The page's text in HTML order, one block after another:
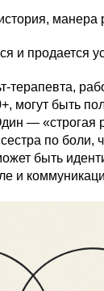
манера
и продается
терапевта,
могут быть
— «строгая
по боли,
быть
и